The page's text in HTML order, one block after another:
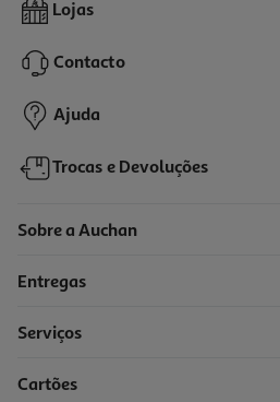
Lojas
Contacto
Ajuda
Trocas e Devoluções
Sobre a Auchan
Entregas
Serviços
Cartões